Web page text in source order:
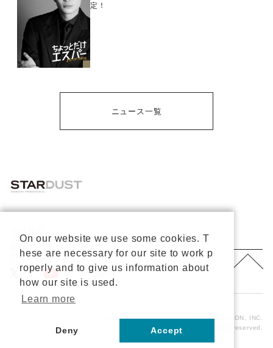
定！
ニュース一覧
プライバシーポリシー
重要なお知らせ
お問い合わせ
About Us
公式X
公式Youtube
Copyright © 2026 STARDUST PROMOTION, INC.
All rights reserved.
On our website we use some cookies. T
hese are necessary for our site to work p
roperly and to give us information about
how our site is used.
Learn more
Deny Accept